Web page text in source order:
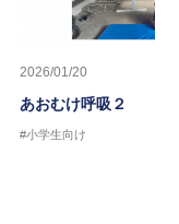
2026/01/20
あおむけ呼吸２
#小学生向け